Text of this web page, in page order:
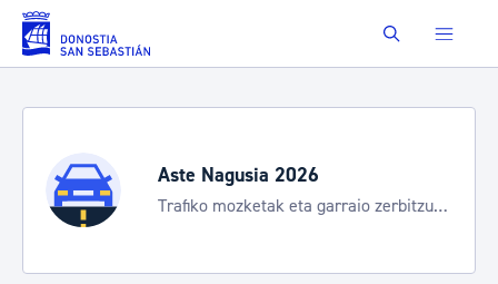
Eduki nagusira joan Buscar
Aste Nagusia 2026
Trafiko mozketak eta garraio zerbitzu